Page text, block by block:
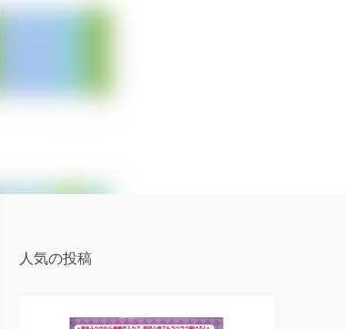
人気の投稿